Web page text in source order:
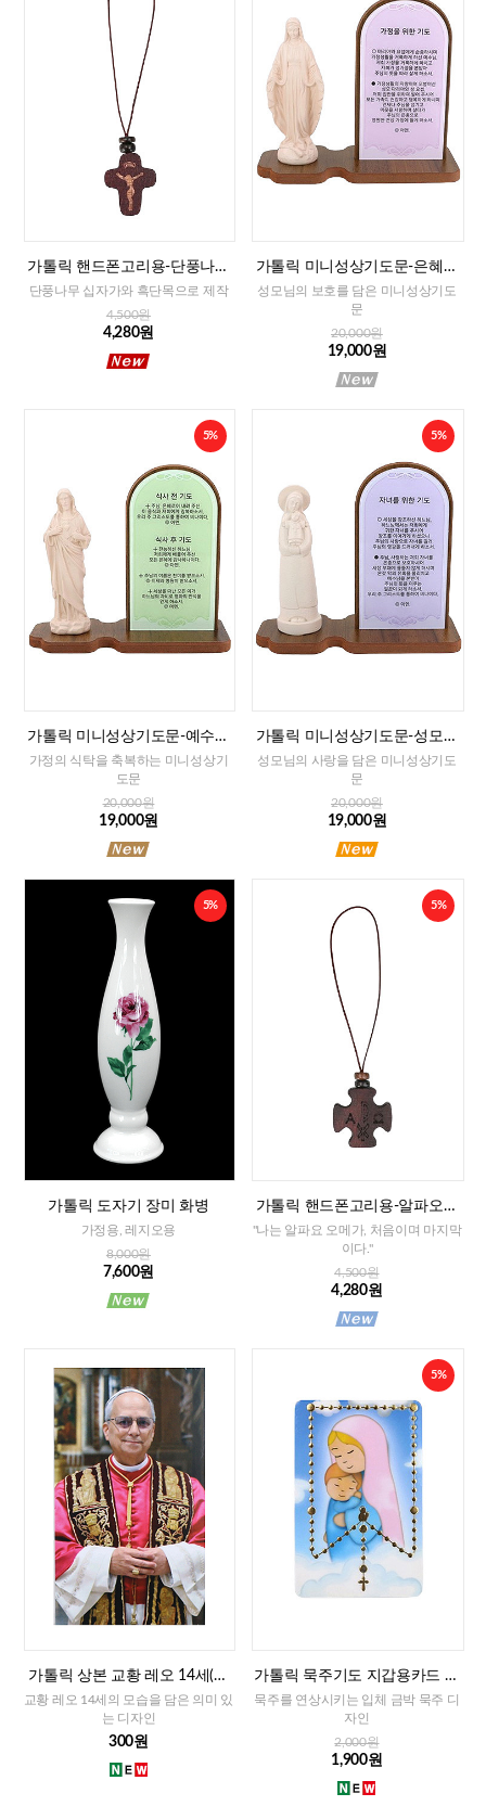
가톨릭 핸드폰고리용-단풍나무
십자가
단풍나무 십자가와 흑단목으로 제작
4,500원
4,280원
가톨릭 미니성상기도문-은혜성
모(가정을 위한 기도)
성모님의 보호를 담은 미니성상기도
문
20,000원
19,000원
5%
가톨릭 미니성상기도문-예수성
심(식사전후 기도)
가정의 식탁을 축복하는 미니성상기
도문
20,000원
19,000원
5%
가톨릭 미니성상기도문-성모자
(자녀를 위한 기도)
성모님의 사랑을 담은 미니성상기도
문
20,000원
19,000원
5%
가톨릭 도자기 장미 화병
가정용, 레지오용
8,000원
7,600원
5%
가톨릭 핸드폰고리용-알파오메
가 십자가
"나는 알파요 오메가, 처음이며 마지막
이다."
4,500원
4,280원
가톨릭 상본 교황 레오 14세(이
태리)
교황 레오 14세의 모습을 담은 의미 있
는 디자인
300원
5%
가톨릭 묵주기도 지갑용카드 책
갈피겸용-성모자(이태리)
묵주를 연상시키는 입체 금박 묵주 디
자인
2,000원
1,900원